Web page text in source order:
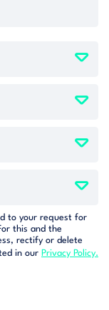
to your request for
this and the
rectify or delete
in our Privacy Policy.